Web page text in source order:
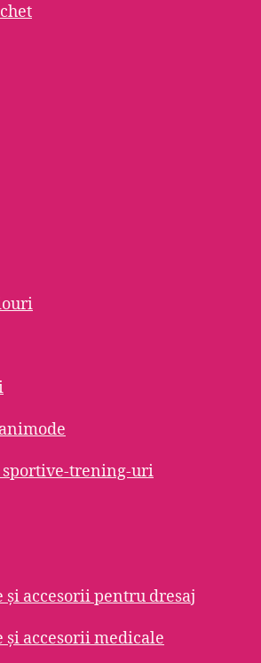
sportive-trening-uri
și accesorii pentru dresaj
și accesorii medicale